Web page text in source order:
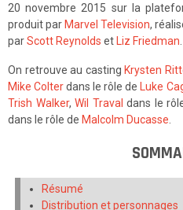
20 novembre 2015 sur la
produit par Marvel Television,
parScott Reynolds et Liz Friedman
On retrouve au casting Krysten
Mike Colterdans le rôle de Luke
Trish Walker, Wil Traval dans le
dans le rôle de Malcolm Ducasse
Résumé
Distribution et personnages